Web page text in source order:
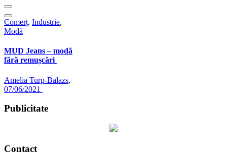
Comerț, Industrie,
Modă
MUD Jeans – modă
fără remușcări
Amelia Turp-Balazs,
07/06/2021
Publicitate
Contact